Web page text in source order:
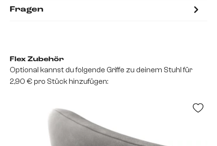
Fragen
Flex Zubehör
Optional kannst du folgende Griffe zu deinem Stuhl für
2,90 € pro Stück hinzufügen: